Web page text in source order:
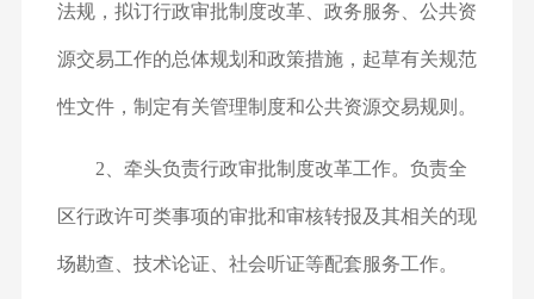
法规，拟订行政审批制度改革、政务服务、公共资
源交易工作的总体规划和政策措施，起草有关规范
性文件，制定有关管理制度和公共资源交易规则。
2、牵头负责行政审批制度改革工作。负责全
区行政许可类事项的审批和审核转报及其相关的现
场勘查、技术论证、社会听证等配套服务工作。